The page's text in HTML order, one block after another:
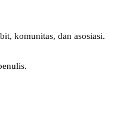
komunitas, dan asosiasi.